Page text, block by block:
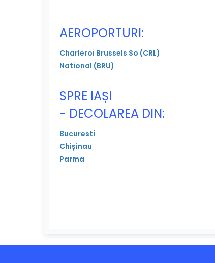
AEROPORTURI:
Charleroi Brussels So (CRL)
National (BRU)
SPRE IAȘI
- DECOLAREA DIN:
Bucuresti
Chișinau
Parma